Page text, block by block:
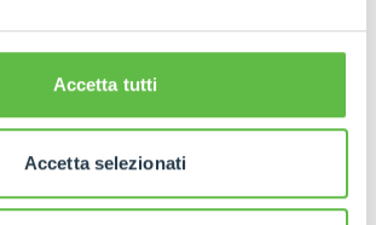
Accetta tutti
Accetta selezionati